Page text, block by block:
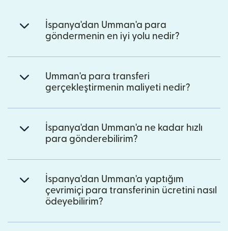
İspanya'dan Umman'a para
göndermenin en iyi yolu nedir?
Umman'a para transferi
gerçekleştirmenin maliyeti nedir?
İspanya'dan Umman'a ne kadar hızlı
para gönderebilirim?
İspanya'dan Umman'a yaptığım
çevrimiçi para transferinin ücretini nasıl
ödeyebilirim?